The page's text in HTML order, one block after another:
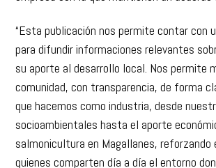
“Esta publicación nos permite contar con
para difundir informaciones relevantes
su aporte al desarrollo local. Nos permite
comunidad, con transparencia, de forma
que hacemos como industria, desde
socioambientales hasta el aporte
salmonicultura en Magallanes, reforzando
quienes comparten día a día el entorno
nuestras operaciones”, indicó.